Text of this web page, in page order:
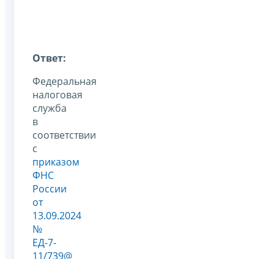
Ответ:
Федеральная
налоговая
служба
в
соответствии
с
приказом
ФНС
России
от
13.09.2024
№
ЕД-7-
11/739@